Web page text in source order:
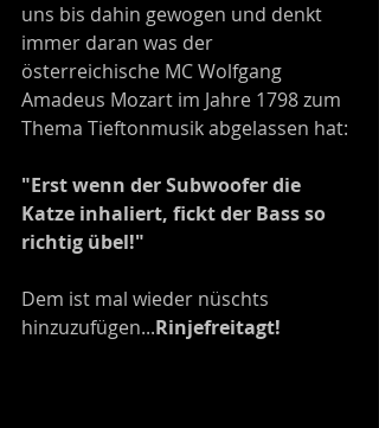
uns bis dahin gewogen und denkt
immer daran was der
österreichische MC Wolfgang
Amadeus Mozart im Jahre 1798 zum
Thema Tieftonmusik abgelassen hat:
"Erst wenn der Subwoofer die
Katze inhaliert, fickt der Bass so
richtig übel!"
Dem ist mal wieder nüschts
hinzuzufügen...Rinjefreitagt!